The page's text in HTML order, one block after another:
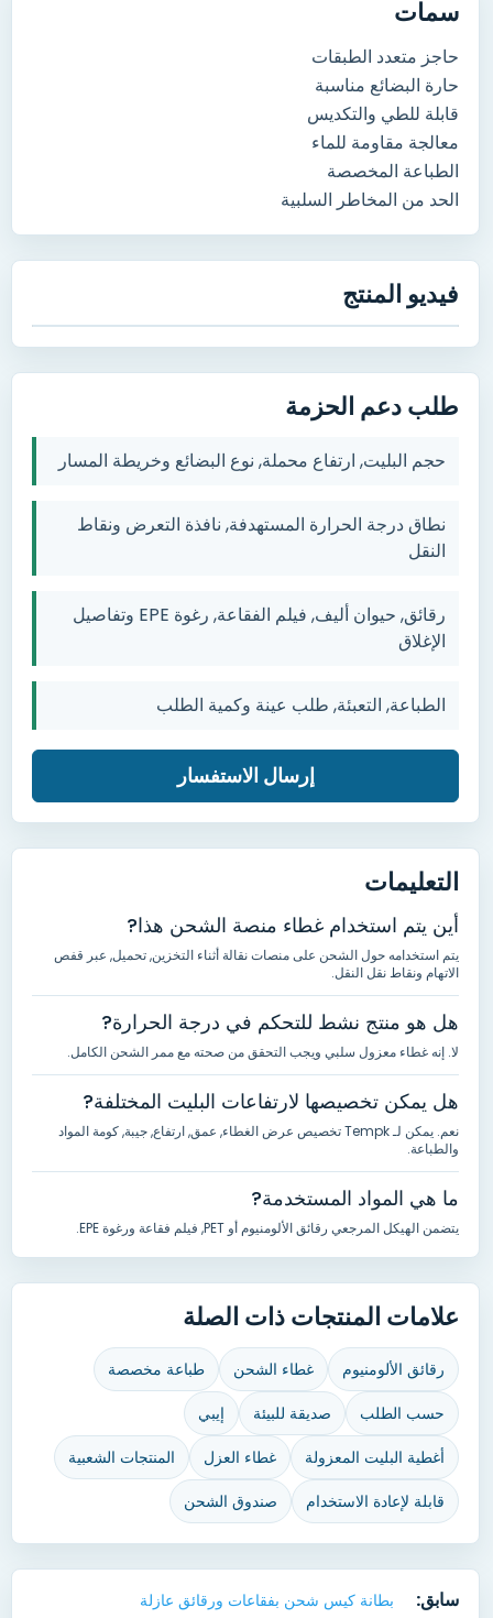
سمات
حاجز متعدد الطبقات
حارة البضائع مناسبة
قابلة للطي والتكديس
معالجة مقاومة للماء
الطباعة المخصصة
الحد من المخاطر السلبية
فيديو المنتج
طلب دعم الحزمة
حجم البليت, ارتفاع محملة, نوع البضائع وخريطة المسار
نطاق درجة الحرارة المستهدفة, نافذة التعرض ونقاط
النقل
رقائق, حيوان أليف, فيلم الفقاعة,
رغوة EPE وتفاصيل
الإغلاق
الطباعة, التعبئة, طلب عينة وكمية الطلب
إرسال الاستفسار
التعليمات
أين يتم استخدام غطاء منصة الشحن هذا?
يتم استخدامه حول الشحن على منصات نقالة أثناء التخزين, تحميل, عبر قفص
الاتهام ونقاط نقل النقل.
هل هو منتج نشط للتحكم في درجة الحرارة?
لا. إنه غطاء معزول سلبي ويجب التحقق من صحته مع ممر الشحن الكامل.
هل يمكن تخصيصها لارتفاعات البليت المختلفة?
نعم. يمكن لـ Tempk تخصيص عرض الغطاء, عمق, ارتفاع, جيبة,
كومة المواد
والطباعة.
ما هي المواد المستخدمة?
يتضمن الهيكل المرجعي رقائق الألومنيوم أو PET , فيلم فقاعة ورغوة EPE .
علامات المنتجات ذات الصلة
رقائق الألومنيوم غطاء الشحن
طباعة مخصصة
حسب الطلب
صديقة للبيئة
إيبي
أغطية البليت المعزولة
غطاء العزل
المنتجات الشعبية
قابلة لإعادة الاستخدام
صندوق الشحن
سابق: بطانة كيس شحن بفقاعات ورقائق عازلة